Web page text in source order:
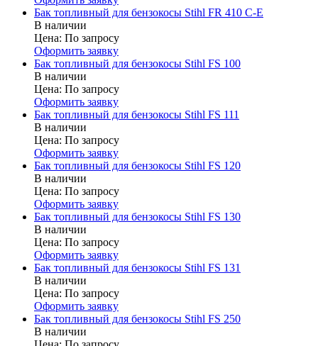
Бак топливный для бензокосы Stihl FR 410 C-E
В наличии
Цена: По запросу
Оформить заявку
Бак топливный для бензокосы Stihl FS 100
В наличии
Цена: По запросу
Оформить заявку
Бак топливный для бензокосы Stihl FS 111
В наличии
Цена: По запросу
Оформить заявку
Бак топливный для бензокосы Stihl FS 120
В наличии
Цена: По запросу
Оформить заявку
Бак топливный для бензокосы Stihl FS 130
В наличии
Цена: По запросу
Оформить заявку
Бак топливный для бензокосы Stihl FS 131
В наличии
Цена: По запросу
Оформить заявку
Бак топливный для бензокосы Stihl FS 250
В наличии